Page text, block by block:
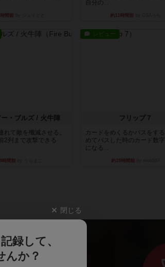
間前
自分の...
約11時間前
ー・ブルズ / 火牛陣
れて敵を殲滅させる。
2列まで攻撃できる
時間前
レビュー
フリップ７
カードをめくるかパスをす
めてパスした時のカード数字
になる...
約19時間前
閉じる
録して、
んか？